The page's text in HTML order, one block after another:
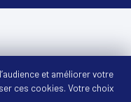
et améliorer votre
ces cookies. Votre choix